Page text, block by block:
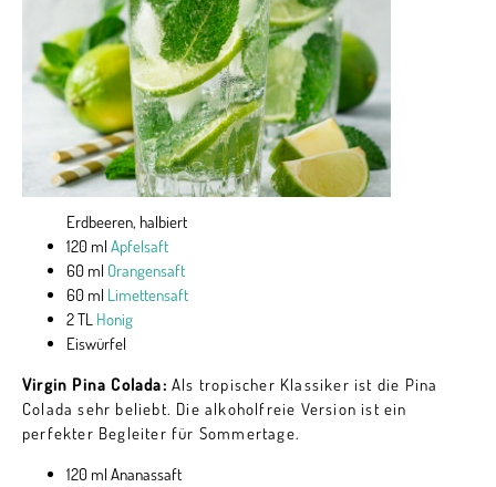
Erdbeeren, halbiert
120 ml Apfelsaft
60 ml Orangensaft
60 ml Limettensaft
2 TL Honig
Eiswürfel
Virgin Pina Colada: Als tropischer Klassiker ist die Pina
Colada sehr beliebt. Die alkoholfreie Version ist ein
perfekter Begleiter für Sommertage.
120 ml Ananassaft